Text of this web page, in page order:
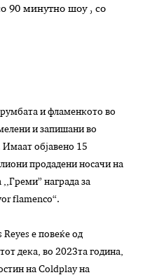
90 минутно шоу , со
и фламенкото во
и запишани во
Имаат објавено 15
продадени носачи на
,,Греми” награда за
flamenco“.
Reyes е повеќе од
дека, во 2023та година,
на Coldplay на